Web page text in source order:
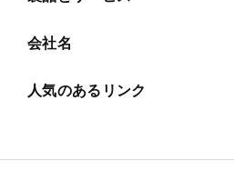
会社名
人気のあるリンク